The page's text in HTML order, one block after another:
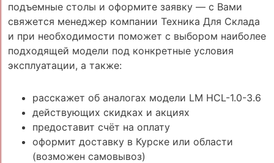
подъемные столы и оформите заявку — с Вами
свяжется менеджер компании Техника Для Склада
и при необходимости поможет с выбором наиболее
подходящей модели под конкретные условия
эксплуатации, а также:
расскажет об аналогах модели LM HCL-1.0-3.6
действующих скидках и акциях
предоставит счёт на оплату
оформит доставку в Курске или области
(возможен самовывоз)